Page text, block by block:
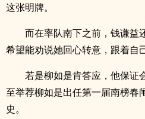
这张明牌。
而在率队南下之前，钱谦益
希望能劝说她回心转意，跟着自
若是柳如是肯答应，他保证
至举荐柳如是出任第一届南榜春
史。